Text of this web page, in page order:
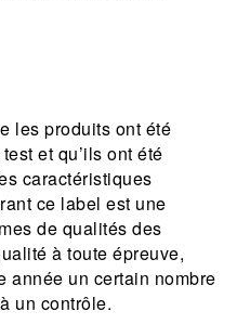
les produits ont été
et qu’ils ont été
caractéristiques
ce label est une
de qualités des
à toute épreuve,
année un certain nombre
un contrôle.